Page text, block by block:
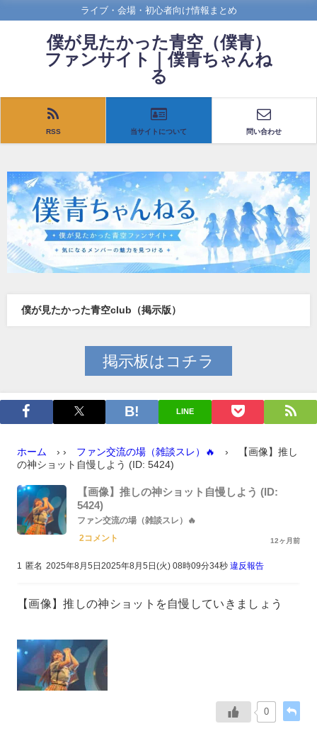
ライブ・会場・初心者向け情報まとめ
僕が見たかった青空（僕青）
ファンサイト｜僕青ちゃんね
る
RSS 当サイトについて 問い合わせ
僕が見たかった青空club（掲示版）
掲示板はコチラ
LINE
ホーム › › ファン交流の場（雑談スレ）🔥 ›
【画像】推し
の神ショット自慢しよう (ID: 5424)
【画像】推しの神ショット自慢しよう (ID:
5424)
ファン交流の場（雑談スレ）🔥
2コメント 12ヶ月前
1 匿名 2025年8月5日2025年8月5日(火) 08時09分34秒 違反報告
【画像】推しの神ショットを自慢していきましょう
0